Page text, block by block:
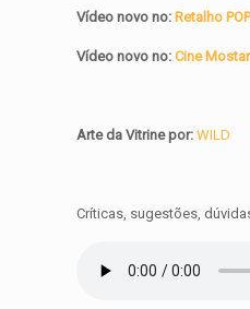
Vídeo novo no: Retalho
Vídeo novo no:Cine
Arte da Vitrine por: WILD
Críticas, sugestões,